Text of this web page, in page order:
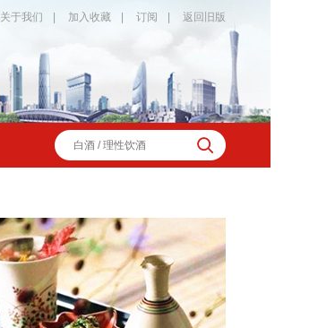
关于我们 加入收藏 订阅 返回旧版